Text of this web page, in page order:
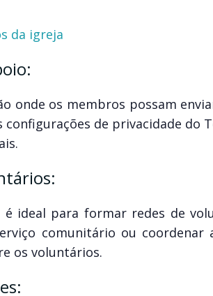
da igreja
onde os membros possam
de privacidade do
ideal para formar redes de
comunitário ou coordenar
os voluntários.